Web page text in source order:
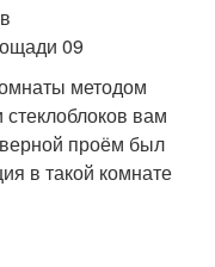
методом
стеклоблоков вам
проём был
в такой комнате